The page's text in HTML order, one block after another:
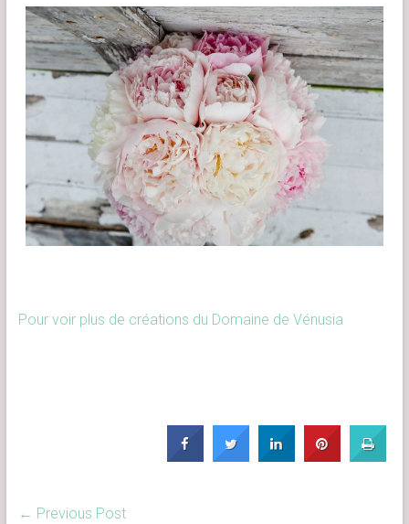
Pour voir plus de créations du Domaine de Vénusia
← Previous Post